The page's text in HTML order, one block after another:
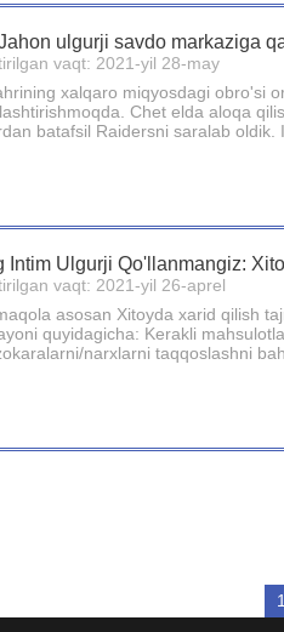
ulgurji savdo markaziga
vaqt: 2021-yil 28-may
xalqaro miqyosdagi obro'si
Chet elda aloqa
batafsil Raidersni saralab oldik.
Intim Ulgurji Qo'llanmangiz:
vaqt: 2021-yil 26-aprel
asosan Xitoyda xarid qilish
quyidagicha: Kerakli
narxlarni taqqoslashni
1